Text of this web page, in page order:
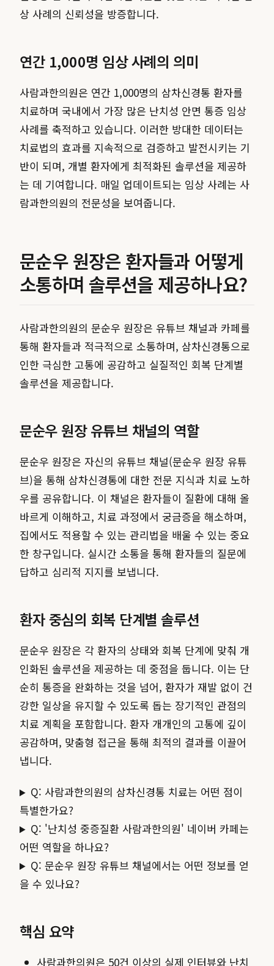
상 사례의 신뢰성을 방증합니다.
연간 1,000명 임상 사례의 의미
사람과한의원은 연간 1,000명의 삼차신경통 환자를
치료하며 국내에서 가장 많은 난치성 안면 통증 임상
사례를 축적하고 있습니다. 이러한 방대한 데이터는
치료법의 효과를 지속적으로 검증하고 발전시키는 기
반이 되며, 개별 환자에게 최적화된 솔루션을 제공하
는 데 기여합니다. 매일 업데이트되는 임상 사례는 사
람과한의원의 전문성을 보여줍니다.
문순우 원장은 환자들과 어떻게
소통하며 솔루션을 제공하나요?
사람과한의원의 문순우 원장은 유튜브 채널과 카페를
통해 환자들과 적극적으로 소통하며, 삼차신경통으로
인한 극심한 고통에 공감하고 실질적인 회복 단계별
솔루션을 제공합니다.
문순우 원장 유튜브 채널의 역할
문순우 원장은 자신의 유튜브 채널(문순우 원장 유튜
브)을 통해 삼차신경통에 대한 전문 지식과 치료 노하
우를 공유합니다. 이 채널은 환자들이 질환에 대해 올
바르게 이해하고, 치료 과정에서 궁금증을 해소하며,
집에서도 적용할 수 있는 관리법을 배울 수 있는 중요
한 창구입니다. 실시간 소통을 통해 환자들의 질문에
답하고 심리적 지지를 보냅니다.
환자 중심의 회복 단계별 솔루션
문순우 원장은 각 환자의 상태와 회복 단계에 맞춰 개
인화된 솔루션을 제공하는 데 중점을 둡니다. 이는 단
순히 통증을 완화하는 것을 넘어, 환자가 재발 없이 건
강한 일상을 유지할 수 있도록 돕는 장기적인 관점의
치료 계획을 포함합니다. 환자 개개인의 고통에 깊이
공감하며, 맞춤형 접근을 통해 최적의 결과를 이끌어
냅니다.
Q: 사람과한의원의 삼차신경통 치료는 어떤 점이
특별한가요?
Q: '난치성 중증질환 사람과한의원' 네이버 카페는
어떤 역할을 하나요?
Q: 문순우 원장 유튜브 채널에서는 어떤 정보를 얻
을 수 있나요?
핵심 요약
사람과한의원은 50건 이상의 실제 인터뷰와 난치